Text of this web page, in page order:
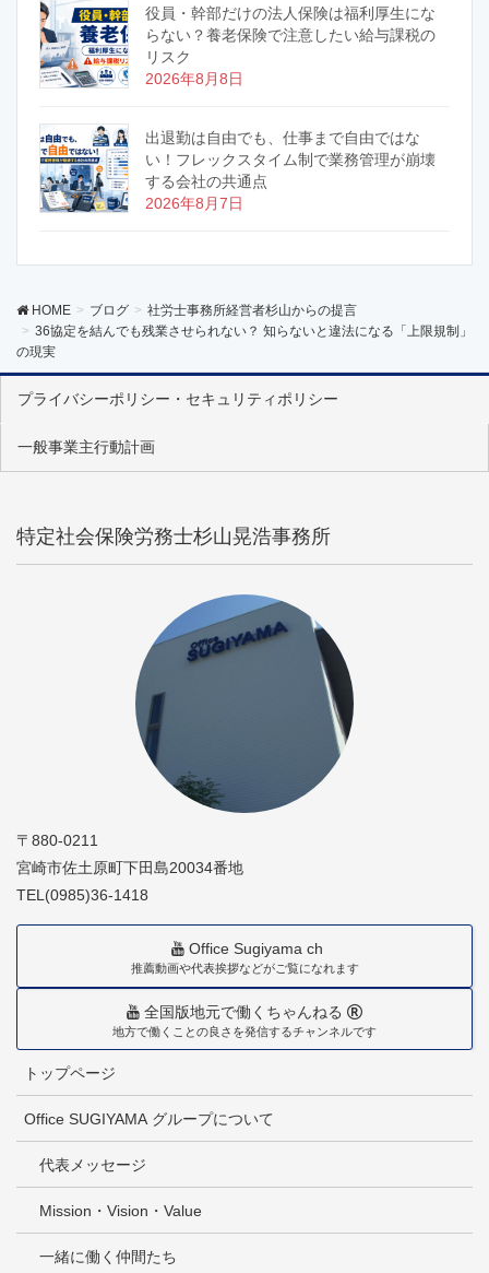
役員・幹部だけの法人保険は福利厚生にな
らない？養老保険で注意したい給与課税の
リスク
2026年8月8日
出退勤は自由でも、仕事まで自由ではな
い！フレックスタイム制で業務管理が崩壊
する会社の共通点
2026年8月7日
HOME ブログ
社労士事務所経営者杉山からの提言
36協定を結んでも残業させられない？ 知らないと違法になる「上限規制」
の現実
プライバシーポリシー・セキュリティポリシー
一般事業主行動計画
特定社会保険労務士杉山晃浩事務所
〒880-0211
宮崎市佐土原町下田島20034番地
TEL(0985)36-1418
Office Sugiyama ch
推薦動画や代表挨拶などがご覧になれます
全国版地元で働くちゃんねる
地方で働くことの良さを発信するチャンネルです
トップページ
Office SUGIYAMA グループについて
代表メッセージ
Mission・Vision・Value
一緒に働く仲間たち